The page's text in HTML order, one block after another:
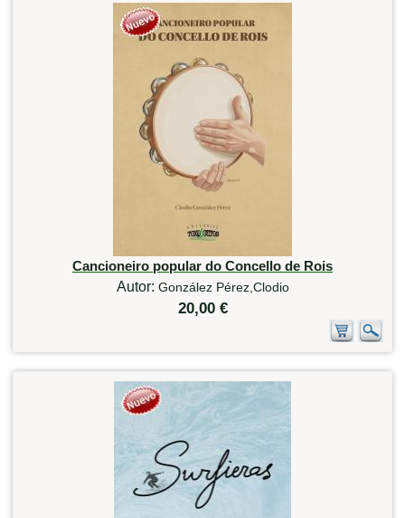
Cancioneiro popular do Concello de Rois
Autor: González Pérez,Clodio
20,00 €